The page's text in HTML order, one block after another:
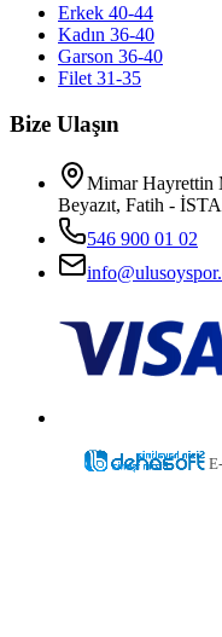
Erkek 40-44
Kadın 36-40
Garson 36-40
Filet 31-35
Bize Ulaşın
Mimar Hayrettin
Beyazıt, Fatih -
546 900 01 02